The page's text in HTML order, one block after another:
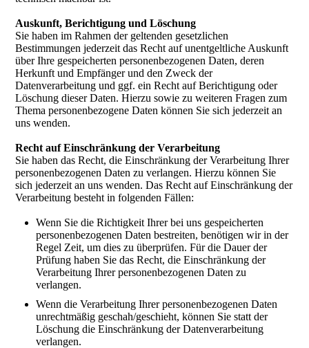
Auskunft, Berichtigung und Löschung
Sie haben im Rahmen der geltenden gesetzlichen
Bestimmungen jederzeit das Recht auf unentgeltliche Auskunft
über Ihre gespeicherten personenbezogenen Daten, deren
Herkunft und Empfänger und den Zweck der
Datenverarbeitung und ggf. ein Recht auf Berichtigung oder
Löschung dieser Daten. Hierzu sowie zu weiteren Fragen zum
Thema personenbezogene Daten können Sie sich jederzeit an
uns wenden.
Recht auf Einschränkung der Verarbeitung
Sie haben das Recht, die Einschränkung der Verarbeitung Ihrer
personenbezogenen Daten zu verlangen. Hierzu können Sie
sich jederzeit an uns wenden. Das Recht auf Einschränkung der
Verarbeitung besteht in folgenden Fällen:
Wenn Sie die Richtigkeit Ihrer bei uns gespeicherten
personenbezogenen Daten bestreiten, benötigen wir in der
Regel Zeit, um dies zu überprüfen. Für die Dauer der
Prüfung haben Sie das Recht, die Einschränkung der
Verarbeitung Ihrer personenbezogenen Daten zu
verlangen.
Wenn die Verarbeitung Ihrer personenbezogenen Daten
unrechtmäßig geschah/geschieht, können Sie statt der
Löschung die Einschränkung der Datenverarbeitung
verlangen.